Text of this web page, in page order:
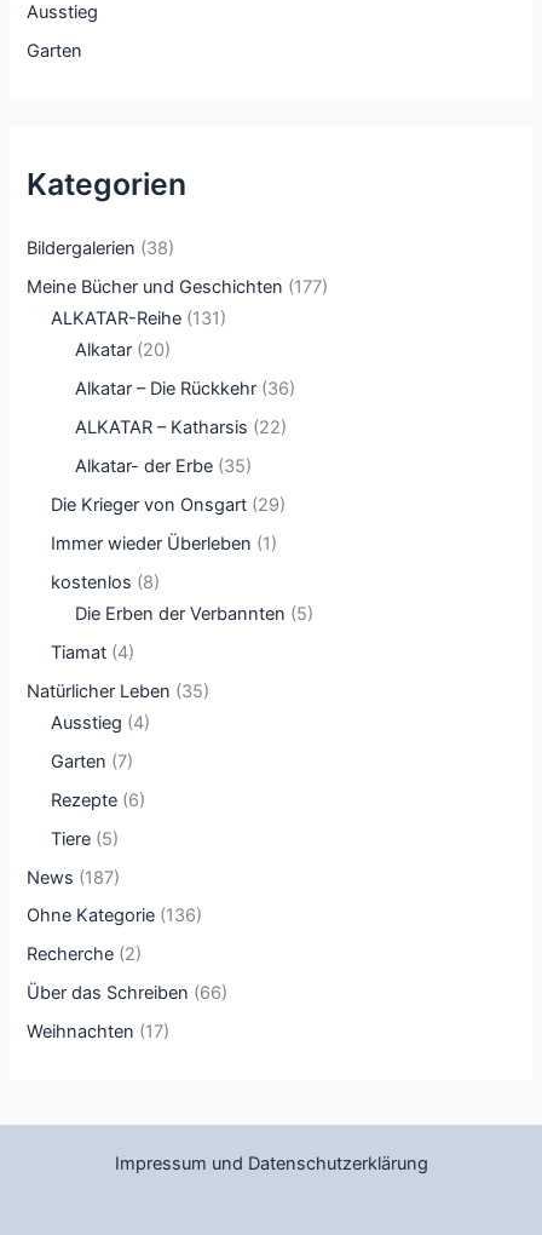
Ausstieg
Garten
Kategorien
Bildergalerien (38)
Meine Bücher und Geschichten (177)
ALKATAR-Reihe (131)
Alkatar (20)
Alkatar – Die Rückkehr (36)
ALKATAR – Katharsis (22)
Alkatar- der Erbe (35)
Die Krieger von Onsgart (29)
Immer wieder Überleben (1)
kostenlos (8)
Die Erben der Verbannten (5)
Tiamat (4)
Natürlicher Leben (35)
Ausstieg (4)
Garten (7)
Rezepte (6)
Tiere (5)
News (187)
Ohne Kategorie (136)
Recherche (2)
Über das Schreiben (66)
Weihnachten (17)
Impressum und Datenschutzerklärung